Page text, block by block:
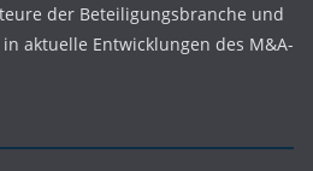
der Beteiligungsbranche und
aktuelle Entwicklungen des M&A-